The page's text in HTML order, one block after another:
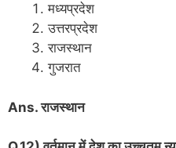
मध्यप्रदेश
उत्तरप्रदेश
राजस्थान
गुजरात
Ans. राजस्थान